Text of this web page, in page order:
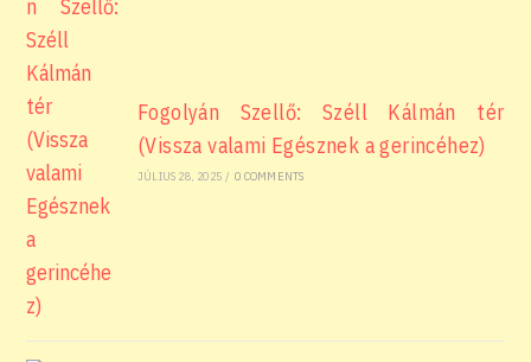
Fogolyán Szellő: Széll Kálmán tér
(Vissza valami Egésznek a gerincéhez)
JÚLIUS 28, 2025 / 0 COMMENTS